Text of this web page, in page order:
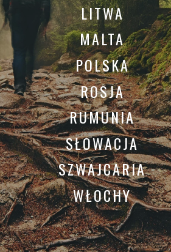
LITWA
MALTA
POLSKA
ROSJA
RUMUNIA
SŁOWACJA
SZWAJCARIA
WŁOCHY